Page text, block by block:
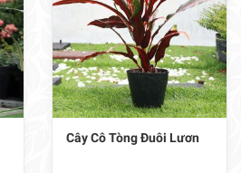
Cây Cô Tòng Đuôi Lươn